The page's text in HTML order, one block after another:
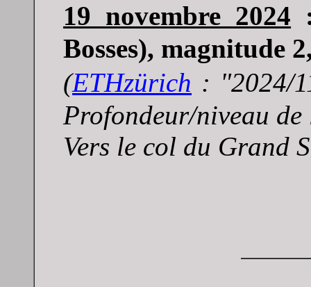
19 novembre 2024
Bosses), magnitude
(ETHzürich : "2024/
Profondeur/niveau
Vers le col du Grand